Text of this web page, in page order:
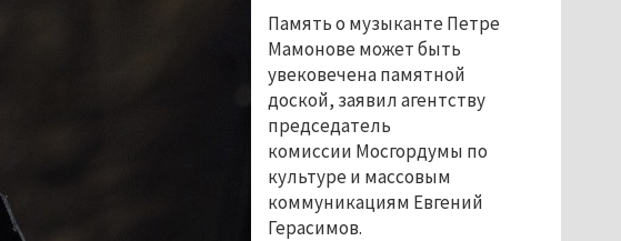
Память о музыканте Петре
Мамонове может быть
увековечена памятной
доской, заявил агентству
председатель
комиссии Мосгордумы по
культуре и массовым
коммуникациям Евгений
Герасимов.